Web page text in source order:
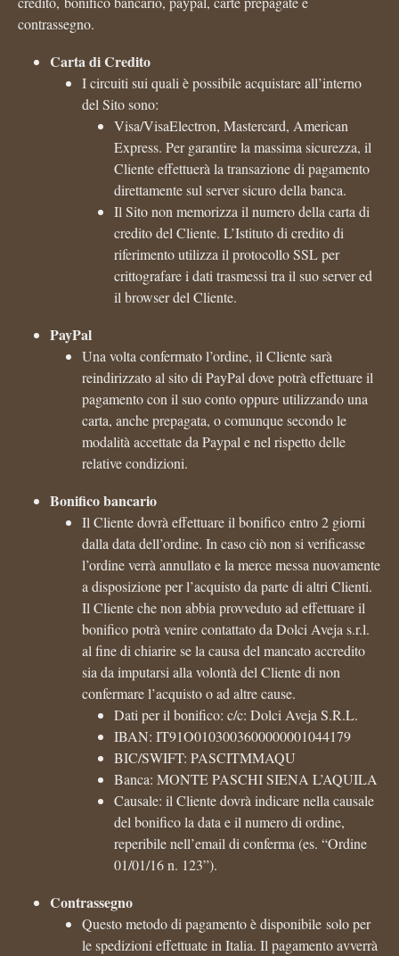
contrassegno.
Carta di Credito
I circuiti sui quali è possibile acquistare all’interno
del Sito sono:
Visa/VisaElectron, Mastercard, American
Express. Per garantire la massima sicurezza, il
Cliente effettuerà la transazione di pagamento
direttamente sul server sicuro della banca.
Il Sito non memorizza il numero della carta di
credito del Cliente. L’Istituto di credito di
riferimento utilizza il protocollo SSL per
crittografare i dati trasmessi tra il suo server ed
il browser del Cliente.
PayPal
Una volta confermato l’ordine, il Cliente sarà
reindirizzato al sito di PayPal dove potrà effettuare il
pagamento con il suo conto oppure utilizzando una
carta, anche prepagata, o comunque secondo le
modalità accettate da Paypal e nel rispetto delle
relative condizioni.
Bonifico bancario
Il Cliente dovrà effettuare il bonifico entro 2 giorni
dalla data dell’ordine. In caso ciò non si verificasse
l’ordine verrà annullato e la merce messa nuovamente
a disposizione per l’acquisto da parte di altri Clienti.
Il Cliente che non abbia provveduto ad effettuare il
bonifico potrà venire contattato da Dolci Aveja s.r.l.
al fine di chiarire se la causa del mancato accredito
sia da imputarsi alla volontà del Cliente di non
confermare l’acquisto o ad altre cause.
Dati per il bonifico: c/c: Dolci Aveja S.R.L.
IBAN: IT91O0103003600000001044179
BIC/SWIFT: PASCITMMAQU
Banca: MONTE PASCHI SIENA L’AQUILA
Causale: il Cliente dovrà indicare nella causale
del bonifico la data e il numero di ordine,
reperibile nell’email di conferma (es. “Ordine
01/01/16 n. 123”).
Contrassegno
Questo metodo di pagamento è disponibile solo per
le spedizioni effettuate in Italia. Il pagamento avverrà